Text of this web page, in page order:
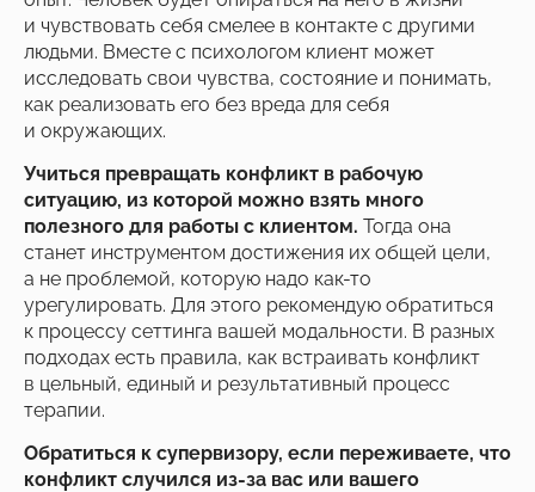
и чувствовать себя смелее в контакте с другими
людьми. Вместе с психологом клиент может
исследовать свои чувства, состояние и понимать,
как реализовать его без вреда для себя
и окружающих.
Учиться превращать конфликт в рабочую
ситуацию, из которой можно взять много
полезного для работы с клиентом. Тогда она
станет инструментом достижения их общей цели,
а не проблемой, которую надо как-то
урегулировать. Для этого рекомендую обратиться
к процессу сеттинга вашей модальности. В разных
подходах есть правила, как встраивать конфликт
в цельный, единый и результативный процесс
терапии.
Обратиться к супервизору, если переживаете, что
конфликт случился из-за вас или вашего